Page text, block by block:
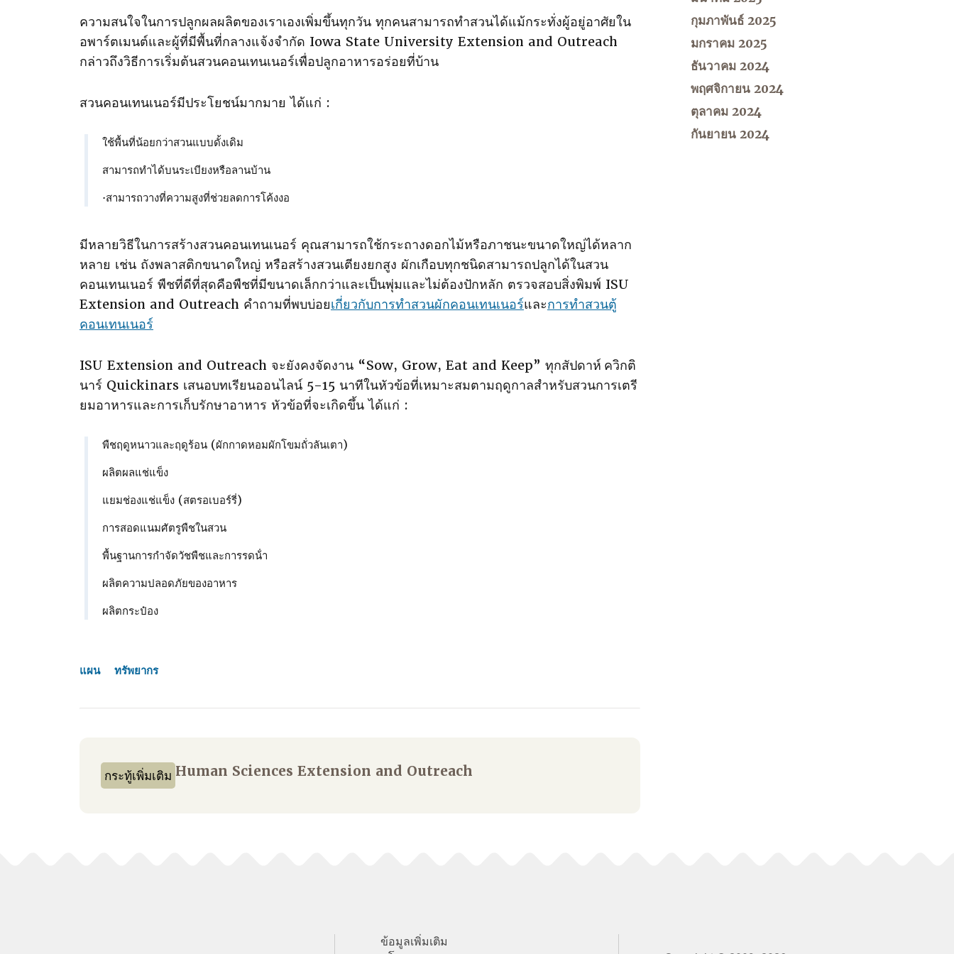
ความสนใจในการปลูกผลผลิตของเราเองเพิ่มขึ้นทุกวัน ทุกคนสามารถทําสวนได้แม้กระทั่งผู้อยู่อาศัยใน
อพาร์ตเมนต์และผู้ที่มีพื้นที่กลางแจ้งจํากัด Iowa State University Extension and Outreach
กล่าวถึงวิธีการเริ่มต้นสวนคอนเทนเนอร์เพื่อปลูกอาหารอร่อยที่บ้าน
สวนคอนเทนเนอร์มีประโยชน์มากมาย ได้แก่ :
ใช้พื้นที่น้อยกว่าสวนแบบดั้งเดิม
สามารถทําได้บนระเบียงหรือลานบ้าน
·สามารถวางที่ความสูงที่ช่วยลดการโค้งงอ
มีหลายวิธีในการสร้างสวนคอนเทนเนอร์ คุณสามารถใช้กระถางดอกไม้หรือภาชนะขนาดใหญ่ได้หลาก
หลาย เช่น ถังพลาสติกขนาดใหญ่ หรือสร้างสวนเตียงยกสูง ผักเกือบทุกชนิดสามารถปลูกได้ในสวน
คอนเทนเนอร์ พืชที่ดีที่สุดคือพืชที่มีขนาดเล็กกว่าและเป็นพุ่มและไม่ต้องปักหลัก ตรวจสอบสิ่งพิมพ์ ISU
Extension and Outreach คําถามที่พบบ่อยเกี่ยวกับการทําสวนผักคอนเทนเนอร์และการทําสวนตู้
คอนเทนเนอร์
ISU Extension and Outreach จะยังคงจัดงาน “Sow, Grow, Eat and Keep” ทุกสัปดาห์ ควิกติ
นาร์ Quickinars เสนอบทเรียนออนไลน์ 5-15 นาทีในหัวข้อที่เหมาะสมตามฤดูกาลสําหรับสวนการเตรี
ยมอาหารและการเก็บรักษาอาหาร หัวข้อที่จะเกิดขึ้น ได้แก่ :
พืชฤดูหนาวและฤดูร้อน (ผักกาดหอมผักโขมถั่วลันเตา)
ผลิตผลแช่แข็ง
แยมช่องแช่แข็ง (สตรอเบอร์รี่)
การสอดแนมศัตรูพืชในสวน
พื้นฐานการกําจัดวัชพืชและการรดน้ํา
ผลิตความปลอดภัยของอาหาร
ผลิตกระป๋อง
แผน ทรัพยากร
กระทู้เพิ่มเติม Human Sciences Extension and Outreach
กุมภาพันธ์ 2025
มกราคม 2025
ธันวาคม 2024
พฤศจิกายน 2024
ตุลาคม 2024
กันยายน 2024
ข้อมูลเพิ่มเติม